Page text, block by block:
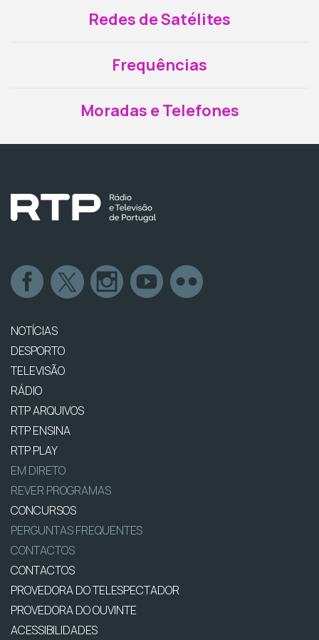
Redes de Satélites
Frequências
Moradas e Telefones
NOTÍCIAS
DESPORTO
TELEVISÃO
RÁDIO
RTP ARQUIVOS
RTP ENSINA
RTP PLAY
EM DIRETO
REVER PROGRAMAS
CONCURSOS
PERGUNTAS FREQUENTES
CONTACTOS
CONTACTOS
PROVEDORA DO TELESPECTADOR
PROVEDORA DO OUVINTE
ACESSIBILIDADES